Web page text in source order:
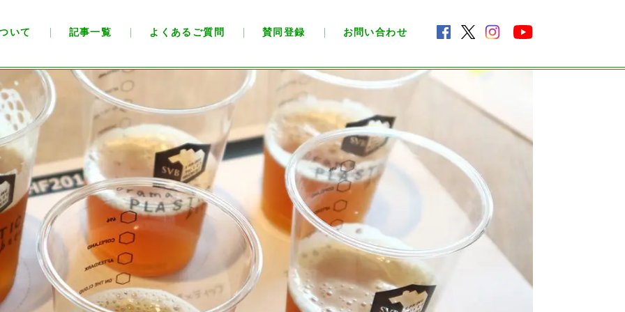
いて 記事一覧 よくあるご質問 賛同登録 お問い合わせ